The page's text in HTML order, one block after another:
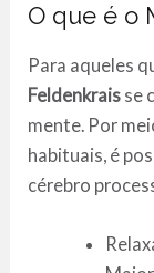
O que é o
Para aqueles
Feldenkrais se
mente. Por
habituais, é
cérebro